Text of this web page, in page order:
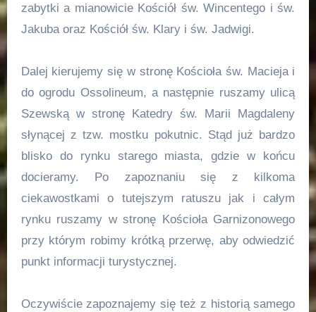
zabytki a mianowicie Kościół św. Wincentego i św.
Jakuba oraz Kościół św. Klary i św. Jadwigi.
Dalej kierujemy się w stronę Kościoła św. Macieja i
do ogrodu Ossolineum, a następnie ruszamy ulicą
Szewską w stronę Katedry św. Marii Magdaleny
słynącej z tzw. mostku pokutnic. Stąd już bardzo
blisko do rynku starego miasta, gdzie w końcu
docieramy. Po zapoznaniu się z kilkoma
ciekawostkami o tutejszym ratuszu jak i całym
rynku ruszamy w stronę Kościoła Garnizonowego
przy którym robimy krótką przerwę, aby odwiedzić
punkt informacji turystycznej.
Oczywiście zapoznajemy się też z historią samego